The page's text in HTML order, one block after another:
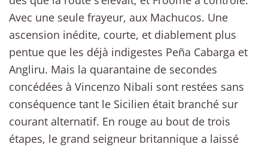
Avec une seule frayeur, aux Machucos. Une
ascension inédite, courte, et diablement plus
pentue que les déjà indigestes Peña Cabarga et
Angliru. Mais la quarantaine de secondes
concédées à Vincenzo Nibali sont restées sans
conséquence tant le Sicilien était branché sur
courant alternatif. En rouge au bout de trois
étapes, le grand seigneur britannique a laissé